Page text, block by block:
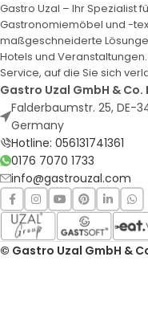
Gastro Uzal – Ihr Spezialist
Gastronomiemöbel und -
maßgeschneiderte
Hotels und
Service, auf die Sie sich
Gastro Uzal GmbH & Co.
Falderbaumstr. 25, DE-
Germany
Hotline: 056131741361
0176 7070 1733
info@gastrouzal.com
© Gastro Uzal GmbH &